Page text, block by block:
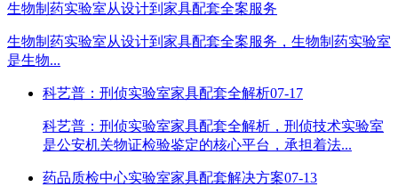
生物制药实验室从设计到家具配套全案服务
生物制药实验室从设计到家具配套全案服务，生物制药实验室
是生物...
科艺普：刑侦实验室家具配套全解析07-17
科艺普：刑侦实验室家具配套全解析，刑侦技术实验室
是公安机关物证检验鉴定的核心平台，承担着法...
药品质检中心实验室家具配套解决方案07-13